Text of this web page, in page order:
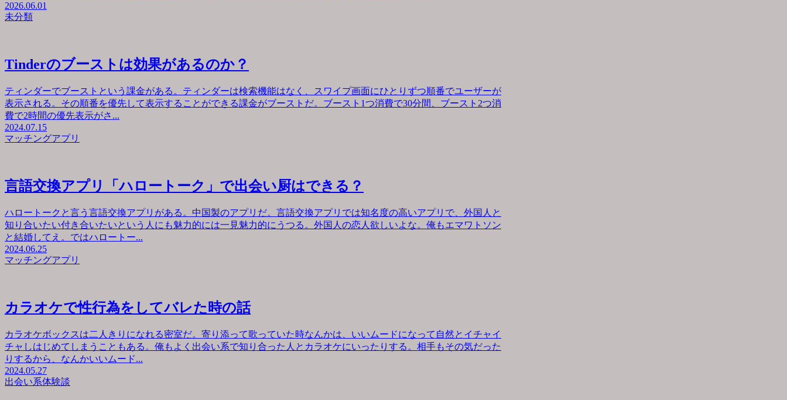
2026.06.01
未分類
Tinderのブーストは効果があるのか？
ティンダーでブーストという課金がある。ティンダーは検索機能はなく、スワイプ画面にひとりずつ順番でユーザーが
表示される。その順番を優先して表示することができる課金がブーストだ。ブースト1つ消費で30分間、ブースト2つ消
費で2時間の優先表示がさ...
2024.07.15
マッチングアプリ
言語交換アプリ「ハロートーク」で出会い厨はできる？
ハロートークと言う言語交換アプリがある。中国製のアプリだ。言語交換アプリでは知名度の高いアプリで、外国人と
知り合いたい付き合いたいという人にも魅力的には一見魅力的にうつる。外国人の恋人欲しいよな。俺もエマワトソン
と結婚してえ。ではハロートー...
2024.06.25
マッチングアプリ
カラオケで性行為をしてバレた時の話
カラオケボックスは二人きりになれる密室だ。寄り添って歌っていた時なんかは、いいムードになって自然とイチャイ
チャしはじめてしまうこともある。俺もよく出会い系で知り合った人とカラオケにいったりする。相手もその気だった
りするから、なんかいいムード...
2024.05.27
出会い系体験談